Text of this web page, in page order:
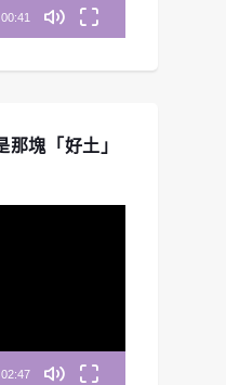
00:41
塊「好土」
02:47